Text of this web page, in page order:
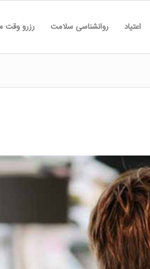
اعتیاد روانشناسی سلامت رزرو وقت